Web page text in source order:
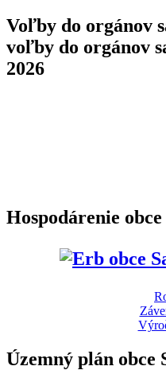
Voľby do orgánov
voľby do orgánov
2026
Hospodárenie obce
Územný plán obce